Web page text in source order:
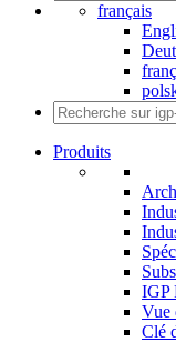
français
Produits
IGP
Vue
Clé